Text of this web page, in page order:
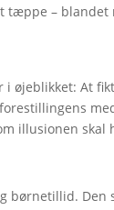
tæppe – blandet
i øjeblikket: At
illusionen skal
Den